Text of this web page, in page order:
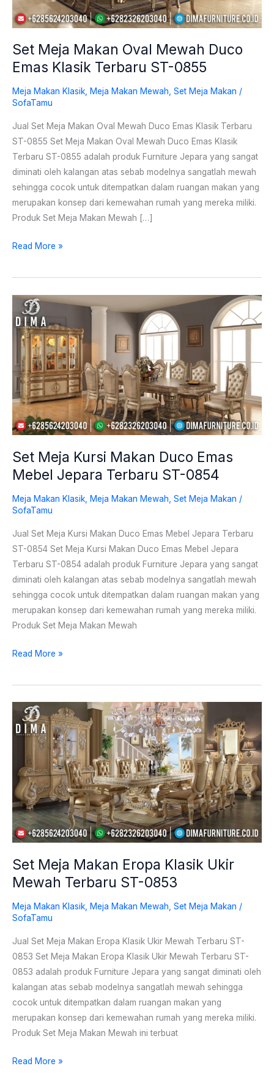
Set Meja Makan Oval Mewah Duco
Emas Klasik Terbaru ST-0855
Meja Makan Klasik Meja Makan Mewah Set Meja Makan /
SofaTamu
Jual Set Meja Makan Oval Mewah Duco Emas Klasik Terbaru
ST-0855 Set Meja Makan Oval Mewah Duco Emas Klasik
Terbaru ST-0855 adalah produk Furniture Jepara yang sangat
diminati oleh kalangan atas sebab modelnya sangatlah mewah
sehingga cocok untuk ditempatkan dalam ruangan makan yang
merupakan konsep dari kemewahan rumah yang mereka miliki.
Produk Set Meja Makan Mewah […]
Terbaru
0855
Read More »
Set Meja Kursi Makan Duco Emas
Mebel Jepara Terbaru ST-0854
Meja Makan Klasik Meja Makan Mewah Set Meja Makan /
SofaTamu
Jual Set Meja Kursi Makan Duco Emas Mebel Jepara Terbaru
ST-0854 Set Meja Kursi Makan Duco Emas Mebel Jepara
Terbaru ST-0854 adalah produk Furniture Jepara yang sangat
diminati oleh kalangan atas sebab modelnya sangatlah mewah
sehingga cocok untuk ditempatkan dalam ruangan makan yang
merupakan konsep dari kemewahan rumah yang mereka miliki.
Produk Set Meja Makan Mewah
Set
Meja
Kursi
Makan
Duco
Emas
Mebel
Jepara
Terbaru
0854
Read More »
Set Meja Makan Eropa Klasik Ukir
Mewah Terbaru ST-0853
Meja Makan Klasik Meja Makan Mewah Set Meja Makan /
SofaTamu
Jual Set Meja Makan Eropa Klasik Ukir Mewah Terbaru ST-
0853 Set Meja Makan Eropa Klasik Ukir Mewah Terbaru ST-
0853 adalah produk Furniture Jepara yang sangat diminati oleh
kalangan atas sebab modelnya sangatlah mewah sehingga
cocok untuk ditempatkan dalam ruangan makan yang
merupakan konsep dari kemewahan rumah yang mereka miliki.
Produk Set Meja Makan Mewah ini terbuat
Set
Meja
Makan
Eropa
Klasik
Ukir
Mewah
Terbaru
ST-
Read More »